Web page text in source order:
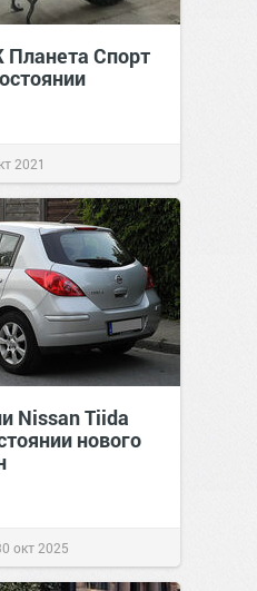
Спорт
2021
Nissan Tiida
нового
окт 2025